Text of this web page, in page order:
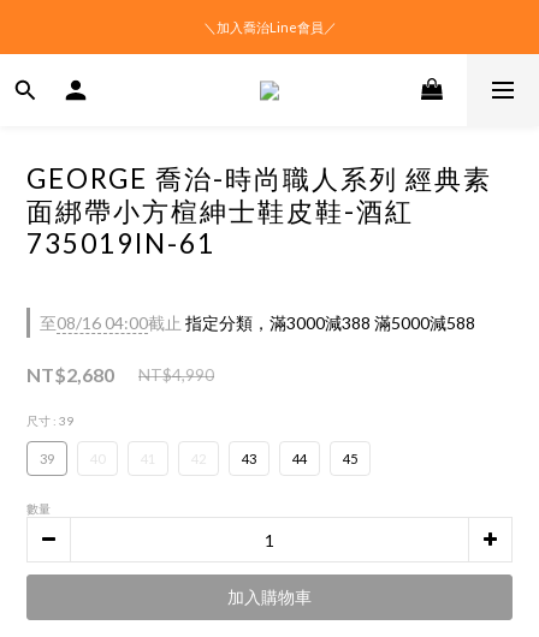
＼加入喬治Line會員／
GEORGE 喬治-時尚職人系列 經典素
面綁帶小方楦紳士鞋皮鞋-酒紅
735019IN-61
至08/16 04:00截止 指定分類，滿3000減388 滿5000減588
NT$2,680 NT$4,990
尺寸 : 39
39 40 41 42 43 44 45
數量
加入購物車